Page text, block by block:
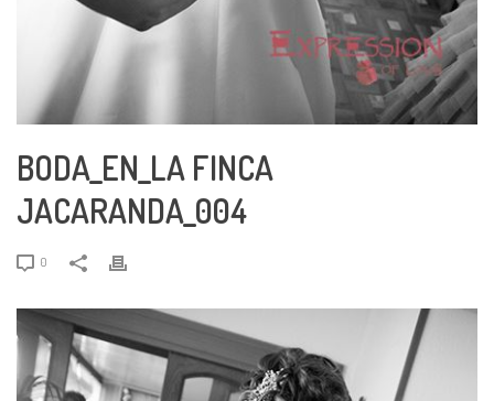
BODA_EN_LA FINCA
JACARANDA_004
0